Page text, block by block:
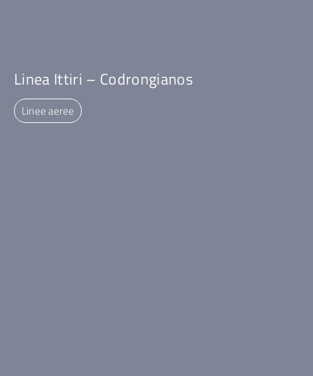
Linea Ittiri – Codrongianos
Linee aeree